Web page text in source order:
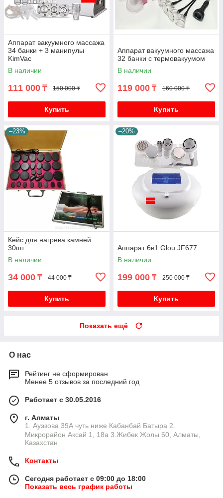
Аппарат вакуумного массажа
34 банки + 3 манипулы
KimVac
В наличии
111 000 ₸ 150 000 ₸
Купить
Аппарат вакуумного массажа
32 банки с термовакуумом
В наличии
119 000 ₸ 160 000 ₸
Купить
–23%
Кейс для нагрева камней
30шт
В наличии
34 000 ₸ 44 000 ₸
Купить
–20%
Аппарат 6в1 Glou JF677
В наличии
199 000 ₸ 250 000 ₸
Купить
Показать ещё
О нас
Рейтинг не сформирован
Менее 5 отзывов за последний год
Работает с 30.05.2016
г. Алматы
1. Ауэзова 39А чуть ниже Кабанбай Батыра ㅤㅤㅤㅤㅤㅤㅤㅤㅤㅤㅤㅤㅤㅤ2. ​
Микрорайон Аксай 1, 18а 3.Жибек Жолы 60, Алматы,
Казахстан
Контакты
Сегодня работает с 09:00 до 18:00
Показать весь график работы